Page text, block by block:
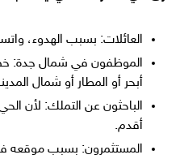
العائلات: بسبب الهدوء،
الموظفون في شمال جدة:
أبحر أو المطار أو شمال
الباحثون عن التملك: لأن
أقدم.
المستثمرون: بسبب موقعه